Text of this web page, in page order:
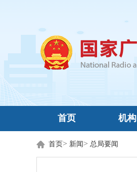
首页 机构
首页> 新闻 > 总局要闻